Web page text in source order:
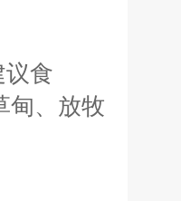
食
甸、放牧